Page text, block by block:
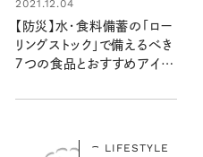
2021.12.04
【防災】水・食料備蓄の「ロー
リングストック」で備えるべき
７つの食品とおすすめアイテ
LIFESTYLE